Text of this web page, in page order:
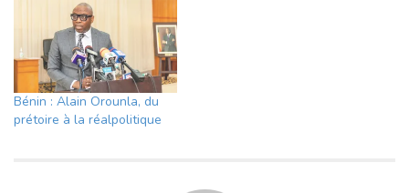
Bénin : Alain Orounla, du
prétoire à la réalpolitique